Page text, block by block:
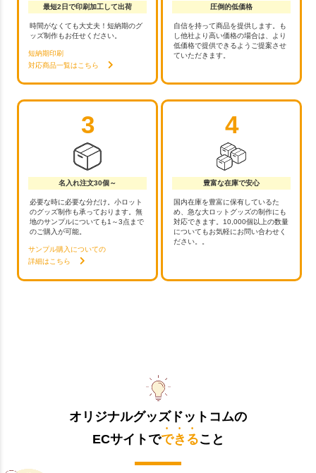
最短2日で印刷加工して出荷
時間がなくても大丈夫！短納期のグ
ッズ制作もお任せください。
短納期印刷
対応商品一覧はこちら
圧倒的低価格
自信を持って商品を提供します。も
し他社より高い価格の場合は、より
低価格で提供できるようご提案させ
ていただきます。
3
名入れ注文30個～
必要な時に必要な分だけ。小ロット
のグッズ制作も承っております。無
地のサンプルについても1～3点まで
のご購入が可能。
サンプル購入についての
詳細はこちら
4
豊富な在庫で安心
国内在庫を豊富に保有しているた
め、急な大ロットグッズの制作にも
対応できます。10,000個以上の数量
についてもお気軽にお問い合わせく
ださい。。
オリジナルグッズドットコムの
ECサイトでできること